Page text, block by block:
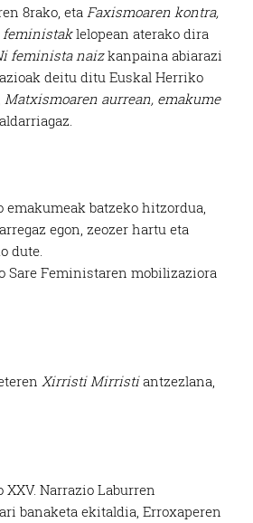
8rako, etaFaxismoaren kontra,
feministaklelopean aterako dira
feminista naizkanpaina abiarazi
deitu ditu Euskal Herriko
Matxismoaren aurrean, emakume
aldarriagaz.
emakumeak batzeko hitzordua,
egon, zeozer hartu eta
dute.
Sare Feministaren mobilizaziora
Xirristi Mirristiantzezlana,
XXV. Narrazio Laburren
banaketa ekitaldia, Erroxaperen